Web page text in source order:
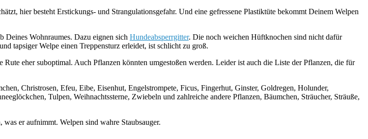
hier besteht Erstickungs- und Strangulationsgefahr. Und eine gefressene Plastiktüte bekommt Deinem Welpen
Deines Wohnraumes. Dazu eignen sich Hundeabsperrgitter. Die noch weichen Hüftknochen sind nicht dafür
tapsiger Welpe einen Treppensturz erleidet, ist schlicht zu groß.
eher suboptimal. Auch Pflanzen könnten umgestoßen werden. Leider ist auch die Liste der Pflanzen, die für
Christrosen, Efeu, Eibe, Eisenhut, Engelstrompete, Ficus, Fingerhut, Ginster, Goldregen, Holunder,
Tulpen, Weihnachtssterne, Zwiebeln und zahlreiche andere Pflanzen, Bäumchen, Sträucher, Sträuße,
er aufnimmt. Welpen sind wahre Staubsauger.